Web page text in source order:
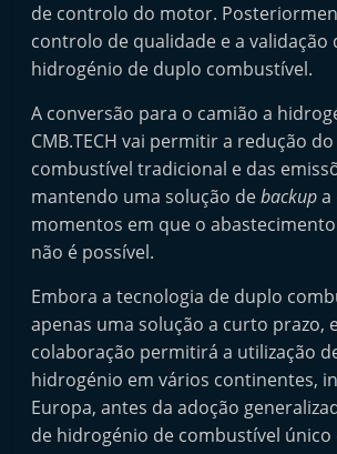
v
e
e
m
P
o
u
g
a
l
de controlo do motor.
controlo de qualidade e a validação
hidrogénio de duplo combustível.
A conversão para o camião a
CMB.TECH vai permitir a redução
combustível tradicional e das
mantendo uma solução debackupa
momentos em que o
não é possível.
Embora a tecnologia de duplo
apenas uma solução a curto prazo,
colaboração permitirá a utilização
hidrogénio em vários continentes,
Europa, antes da adoção
de hidrogénio de combustível único